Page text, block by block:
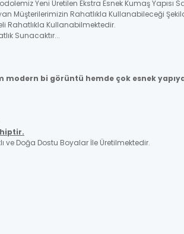
Yeni Üretilen Ekstra Esnek Kumaş Yapısı
Müşterilerimizin Rahatlıkla Kullanabileceği
Rahatlıkla Kullanabilmektedir.
Sunacaktır...
modern bi görüntü hemde çok esnek
ve Doğa Dostu Boyalar İle Üretilmektedir.